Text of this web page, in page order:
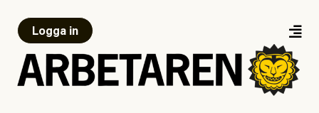
Logga in